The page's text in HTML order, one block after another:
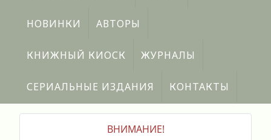
НОВИНКИ АВТОРЫ
КНИЖНЫЙ КИОСК ЖУРНАЛЫ
СЕРИАЛЬНЫЕ ИЗДАНИЯ КОНТАКТЫ
ВНИМАНИЕ!